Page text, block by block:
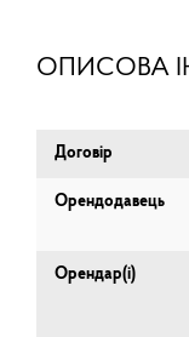
ОПИСОВА
Договір
Орендодавець
Орендар(і)